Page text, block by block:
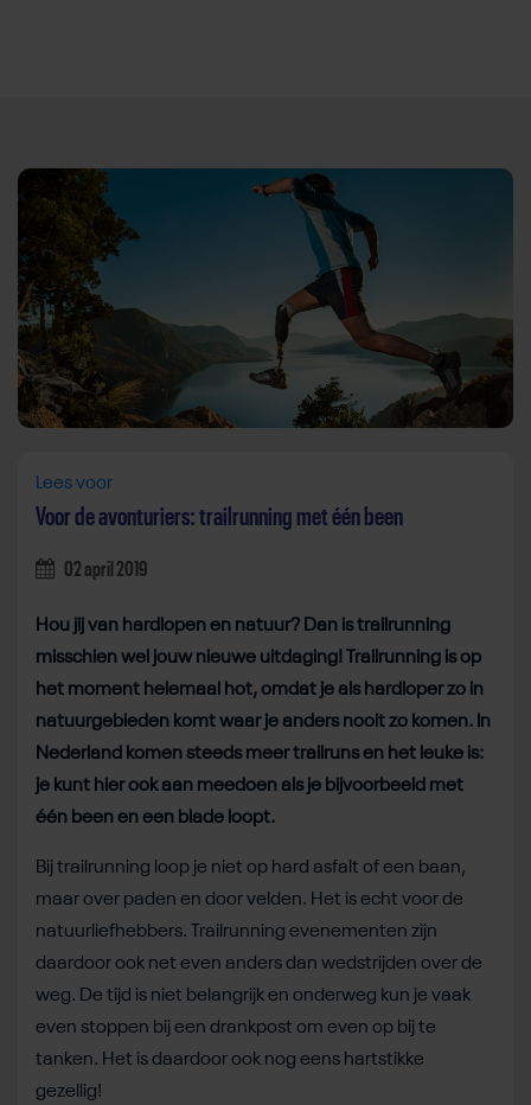
Direct door naar content
Lees voor
Voor de avonturiers: trailrunning met één been
02 april 2019
Hou jij van hardlopen en natuur? Dan is trailrunning
misschien wel jouw nieuwe uitdaging! Trailrunning is op
het moment helemaal hot, omdat je als hardloper zo in
natuurgebieden komt waar je anders nooit zo komen. In
Nederland komen steeds meer trailruns en het leuke is:
je kunt hier ook aan meedoen als je bijvoorbeeld met
één been en een blade loopt.
Bij trailrunning loop je niet op hard asfalt of een baan,
maar over paden en door velden. Het is echt voor de
natuurliefhebbers. Trailrunning evenementen zijn
daardoor ook net even anders dan wedstrijden over de
weg. De tijd is niet belangrijk en onderweg kun je vaak
even stoppen bij een drankpost om even op bij te
tanken. Het is daardoor ook nog eens hartstikke
gezellig!